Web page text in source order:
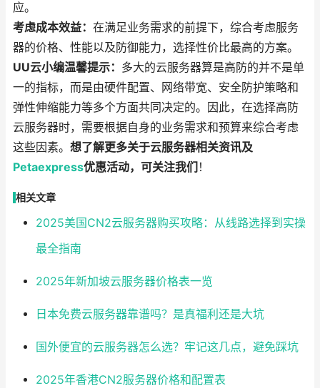
应。
考虑成本效益： 在满足业务需求的前提下，综合考虑服务
器的价格、性能以及防御能力，选择性价比最高的方案。
UU云小编温馨提示： 多大的云服务器算是高防的并不是单
一的指标，而是由硬件配置、网络带宽、安全防护策略和
弹性伸缩能力等多个方面共同决定的。因此，在选择高防
云服务器时，需要根据自身的业务需求和预算来综合考虑
这些因素。 想了解更多关于云服务器相关资讯及
Petaexpress优惠活动，可关注我们 ！
相关文章
2025美国CN2云服务器购买攻略：从线路选择到实操
最全指南
2025年新加坡云服务器价格表一览
日本免费云服务器靠谱吗？是真福利还是大坑
国外便宜的云服务器怎么选？牢记这几点，避免踩坑
2025年香港CN2服务器价格和配置表